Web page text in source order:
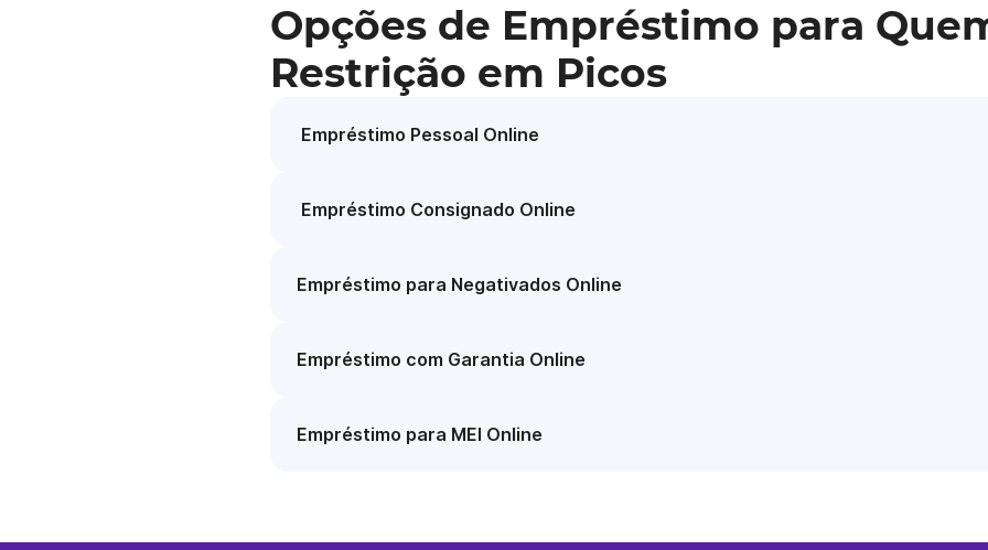
Opções de Empréstimo para
Restrição em Picos
Empréstimo Pessoal Online
Empréstimo Consignado Online
Empréstimo para Negativados Online
Empréstimo com Garantia Online
Empréstimo para MEI Online